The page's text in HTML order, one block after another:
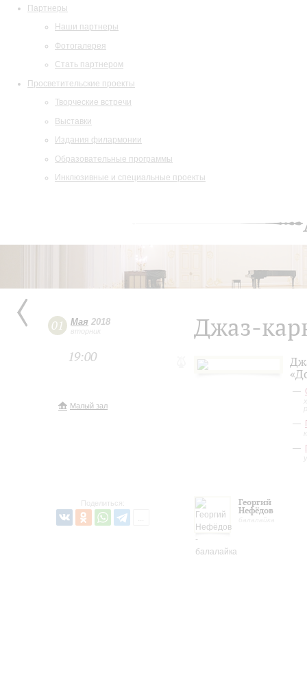
Партнеры
Наши партнеры
Фотогалерея
Стать партнером
Просветительские проекты
Творческие встречи
Выставки
Издания филармонии
Образовательные программы
Инклюзивные и специальные проекты
01 Мая 2018
вторник
19:00
Малый зал
Поделиться:
Джаз-
Георгий
Нефёдов